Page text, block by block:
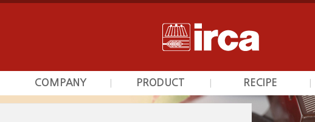
COMPANY
회사소개
PRODUCT
초콜릿
RECIPE
초콜릿
프르트잼